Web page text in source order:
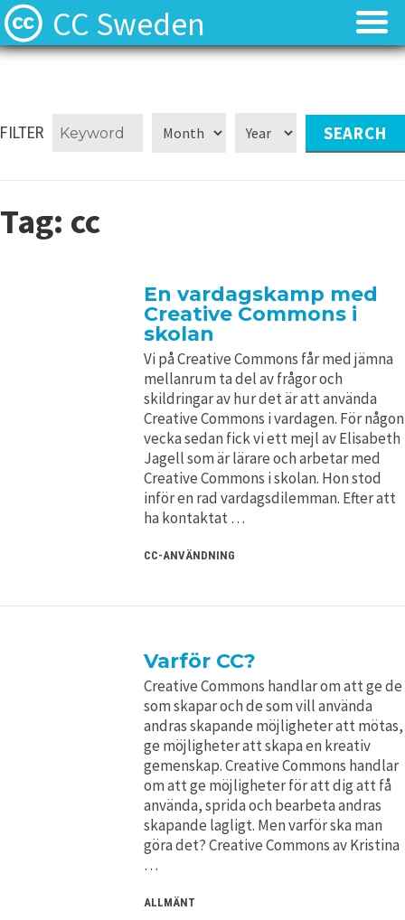
CC Sweden
FILTER
Tag: cc
En vardagskamp med
Creative Commons i
skolan
Vi på Creative Commons får med jämna
mellanrum ta del av frågor och
skildringar av hur det är att använda
Creative Commons i vardagen. För någon
vecka sedan fick vi ett mejl av Elisabeth
Jagell som är lärare och arbetar med
Creative Commons i skolan. Hon stod
inför en rad vardagsdilemman. Efter att
ha kontaktat …
CC-ANVÄNDNING
Varför CC?
Creative Commons handlar om att ge de
som skapar och de som vill använda
andras skapande möjligheter att mötas,
ge möjligheter att skapa en kreativ
gemenskap. Creative Commons handlar
om att ge möjligheter för att dig att få
använda, sprida och bearbeta andras
skapande lagligt. Men varför ska man
göra det? Creative Commons av Kristina
…
ALLMÄNT